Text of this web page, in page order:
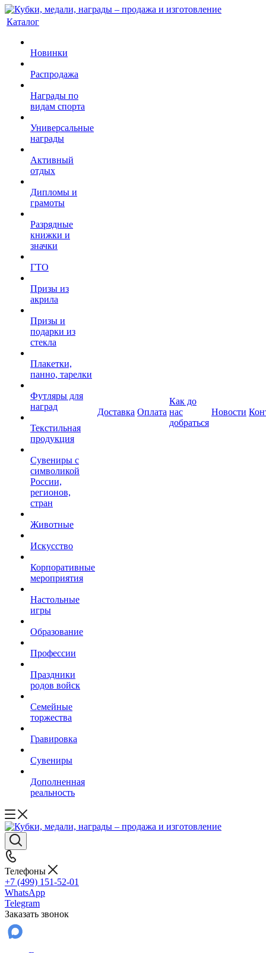
Каталог
Новинки
Распродажа
Награды по
видам спорта
Универсальные
награды
Активный
отдых
Дипломы и
грамоты
Разрядные
книжки и
значки
ГТО
Призы из
акрила
Призы и
подарки из
стекла
Плакетки,
панно, тарелки
Футляры для
наград
Текстильная
продукция
Сувениры с
символикой
России,
регионов,
стран
Животные
Искусство
Корпоративные
мероприятия
Настольные
игры
Образование
Профессии
Праздники
родов войск
Семейные
торжества
Гравировка
Сувениры
Дополненная
реальность
Доставка Оплата
Как до
нас
добраться
Новости
Телефоны
+7 (499) 151-52-01
WhatsApp
Telegram
Заказать звонок